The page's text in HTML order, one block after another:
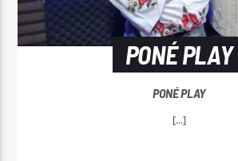
PONÉ PLAY
PONÉ PLAY
[...]